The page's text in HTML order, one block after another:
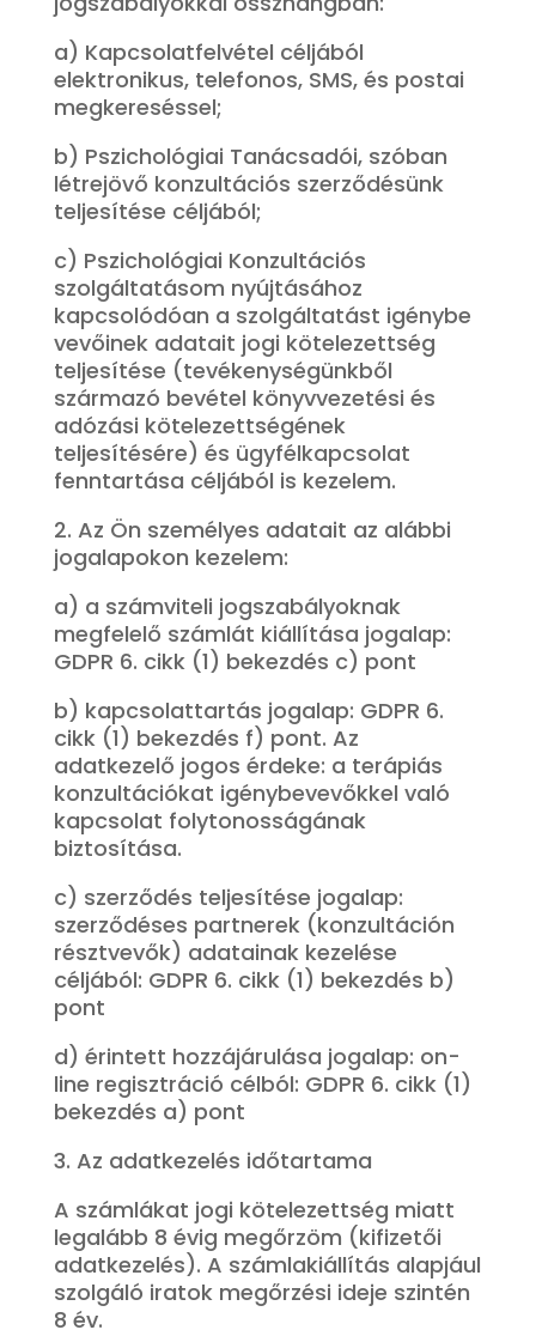
a) Kapcsolatfelvétel céljából
elektronikus, telefonos, SMS, és postai
megkereséssel;
b) Pszichológiai Tanácsadói, szóban
létrejövő konzultációs szerződésünk
teljesítése céljából;
c) Pszichológiai Konzultációs
szolgáltatásom nyújtásához
kapcsolódóan a szolgáltatást igénybe
vevőinek adatait jogi kötelezettség
teljesítése (tevékenységünkből
származó bevétel könyvvezetési és
adózási kötelezettségének
teljesítésére) és ügyfélkapcsolat
fenntartása céljából is kezelem.
2. Az Ön személyes adatait az alábbi
jogalapokon kezelem:
a) a számviteli jogszabályoknak
megfelelő számlát kiállítása jogalap:
GDPR 6. cikk (1) bekezdés c) pont
b) kapcsolattartás jogalap: GDPR 6.
cikk (1) bekezdés f) pont. Az
adatkezelő jogos érdeke: a terápiás
konzultációkat igénybevevőkkel való
kapcsolat folytonosságának
biztosítása.
c) szerződés teljesítése jogalap:
szerződéses partnerek (konzultáción
résztvevők) adatainak kezelése
céljából: GDPR 6. cikk (1) bekezdés b)
pont
d) érintett hozzájárulása jogalap: on-
line regisztráció célból: GDPR 6. cikk (1)
bekezdés a) pont
3. Az adatkezelés időtartama
A számlákat jogi kötelezettség miatt
legalább 8 évig megőrzöm (kifizetői
adatkezelés). A számlakiállítás alapjául
szolgáló iratok megőrzési ideje szintén
8 év.